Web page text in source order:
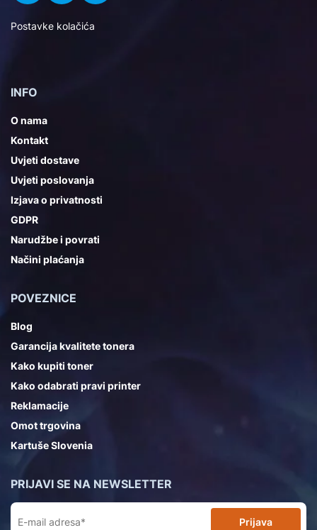
Postavke kolačića
INFO
O nama
Kontakt
Uvjeti dostave
Uvjeti poslovanja
Izjava o privatnosti
GDPR
Narudžbe i povrati
Načini plaćanja
POVEZNICE
Blog
Garancija kvalitete tonera
Kako kupiti toner
Kako odabrati pravi printer
Reklamacije
Omot trgovina
Kartuše Slovenia
PRIJAVI SE NA NEWSLETTER
Prijava